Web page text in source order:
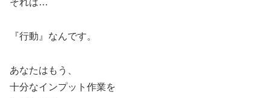
それは…
『行動』なんです。
あなたはもう、
十分なインプット作業を